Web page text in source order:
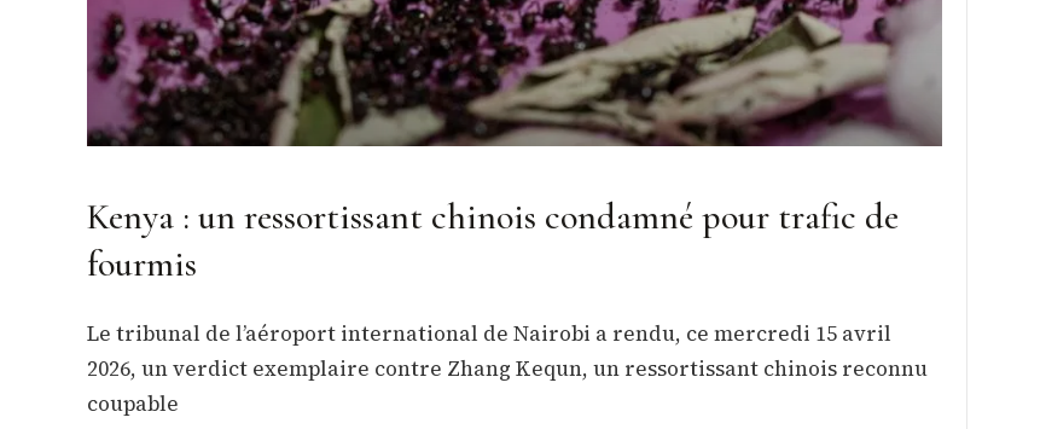
Kenya : un ressortissant chinois condamné pour trafic de
fourmis
Le tribunal de l’aéroport international de Nairobi a rendu, ce mercredi 15 avril
2026, un verdict exemplaire contre Zhang Kequn, un ressortissant chinois reconnu
coupable